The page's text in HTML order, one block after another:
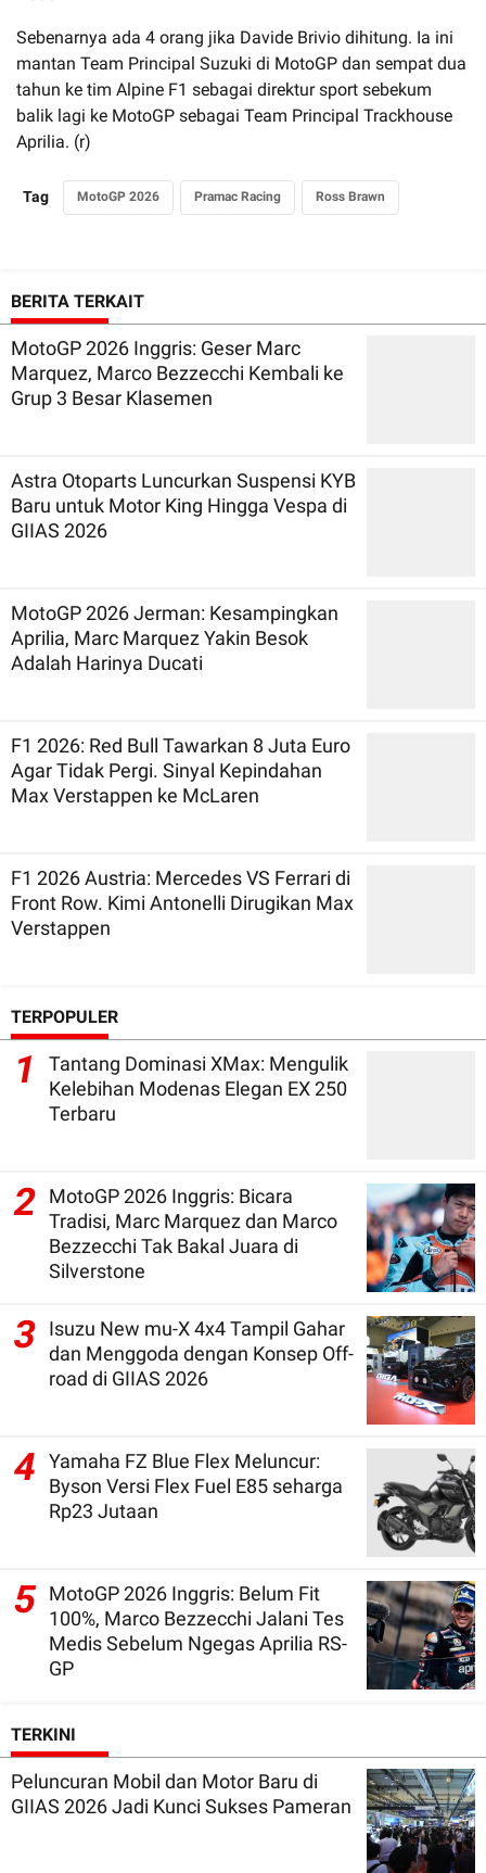
Sebenarnya ada 4 orang jika Davide Brivio dihitung. Ia ini
mantan Team Principal Suzuki di MotoGP dan sempat dua
tahun ke tim Alpine F1 sebagai direktur sport sebekum
balik lagi ke MotoGP sebagai Team Principal Trackhouse
Aprilia. (r)
Tag MotoGP 2026 Pramac Racing Ross Brawn
BERITA TERKAIT
MotoGP 2026 Inggris: Geser Marc
Marquez, Marco Bezzecchi Kembali ke
Grup 3 Besar Klasemen
Astra Otoparts Luncurkan Suspensi KYB
Baru untuk Motor King Hingga Vespa di
GIIAS 2026
MotoGP 2026 Jerman: Kesampingkan
Aprilia, Marc Marquez Yakin Besok
Adalah Harinya Ducati
F1 2026: Red Bull Tawarkan 8 Juta Euro
Agar Tidak Pergi. Sinyal Kepindahan
Max Verstappen ke McLaren
F1 2026 Austria: Mercedes VS Ferrari di
Front Row. Kimi Antonelli Dirugikan Max
Verstappen
TERPOPULER
1
Tantang Dominasi XMax: Mengulik
Kelebihan Modenas Elegan EX 250
Terbaru
2
MotoGP 2026 Inggris: Bicara
Tradisi, Marc Marquez dan Marco
Bezzecchi Tak Bakal Juara di
Silverstone
3
Isuzu New mu-X 4x4 Tampil Gahar
dan Menggoda dengan Konsep Off-
road di GIIAS 2026
4
Yamaha FZ Blue Flex Meluncur:
Byson Versi Flex Fuel E85 seharga
Rp23 Jutaan
5 MotoGP 2026 Inggris: Belum Fit
100%, Marco Bezzecchi Jalani Tes
Medis Sebelum Ngegas Aprilia RS-
GP
TERKINI
Peluncuran Mobil dan Motor Baru di
GIIAS 2026 Jadi Kunci Sukses Pameran